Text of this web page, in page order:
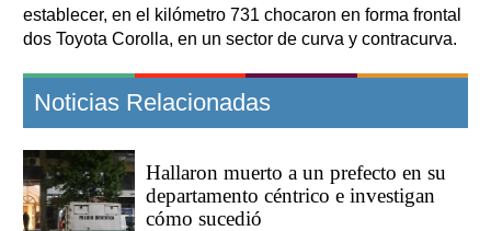
Transportes
Loterías
Datos Útiles
Fúnebres
Edictos
Teléfonos de urgencia
establecer, en el kilómetro 731 chocaron en forma frontal
dos Toyota Corolla, en un sector de curva y contracurva.
Noticias Relacionadas
Hallaron muerto a un prefecto en su
departamento céntrico e investigan
cómo sucedió